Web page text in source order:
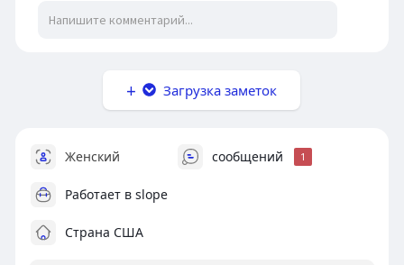
Загрузка заметок
Женский сообщений 1
Работает в slope
Страна США